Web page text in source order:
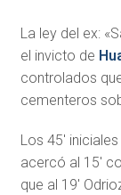
La ley del ex:
el invicto de
controlados
cementeros
Los 45′
acercó al 15′
que al 19′